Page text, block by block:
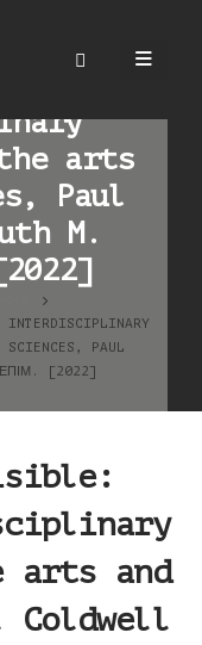
arts
Paul
M.
SCIENCES, PAUL
ΕΠΙΜ. [2022]
arts and
Coldwell